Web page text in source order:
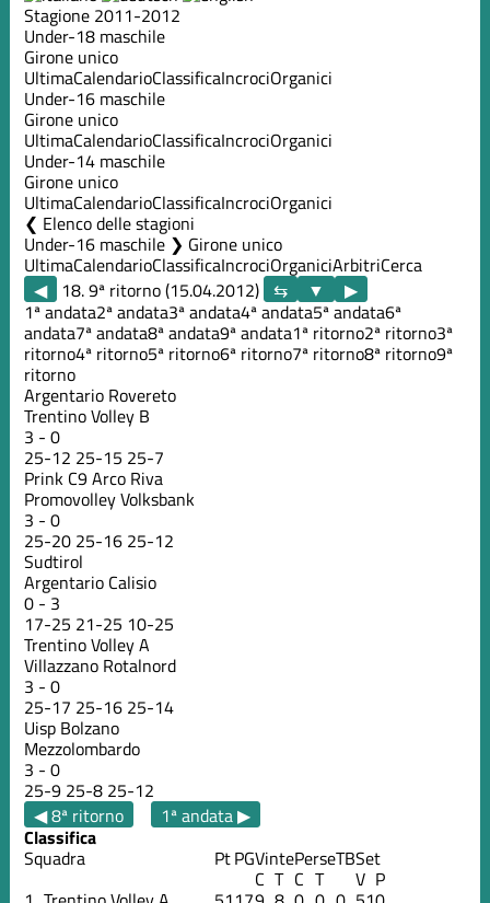
Stagione 2011-2012
Under-18 maschile
Girone unico
UltimaCalendarioClassificaIncrociOrganici
Under-16 maschile
Girone unico
UltimaCalendarioClassificaIncrociOrganici
Under-14 maschile
Girone unico
UltimaCalendarioClassificaIncrociOrganici
Elenco delle stagioni
Under-16 maschile ❯ Girone unico
UltimaCalendarioClassificaIncrociOrganiciArbitriCerca
◀
18. 9ª ritorno (15.04.2012)
▶
1ª andata2ª andata3ª andata4ª andata5ª andata6ª
andata7ª andata8ª andata9ª andata1ª ritorno2ª ritorno3ª
ritorno4ª ritorno5ª ritorno6ª ritorno7ª ritorno8ª ritorno9ª
ritorno
Argentario Rovereto
Trentino Volley B
3 -0
25-12 25-15 25-7
Prink C9 Arco Riva
Promovolley Volksbank
3 -0
25-20 25-16 25-12
Sudtirol
Argentario Calisio
0 - 3
17-25 21-25 10-25
Trentino Volley A
Villazzano Rotalnord
3 -0
25-17 25-16 25-14
Uisp Bolzano
Mezzolombardo
3 -0
25-9 25-8 25-12
◀ 8ª ritorno
1ª andata ▶
Classifica
Squadra PtPGVintePerseTBSet
C T C T V P